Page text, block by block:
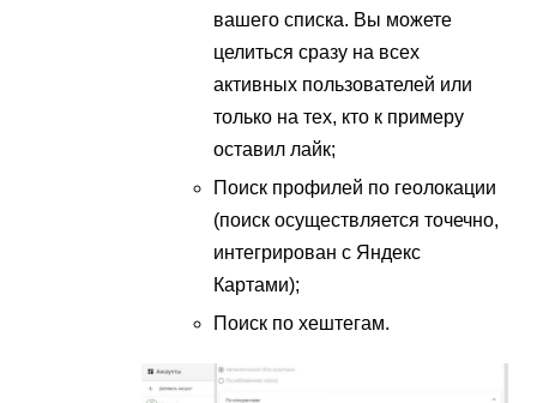
вашего списка. Вы можете
целиться сразу на всех
активных пользователей или
только на тех, кто к примеру
оставил лайк;
Поиск профилей по геолокации
(поиск осуществляется точечно,
интегрирован с Яндекс
Картами);
Поиск по хештегам.